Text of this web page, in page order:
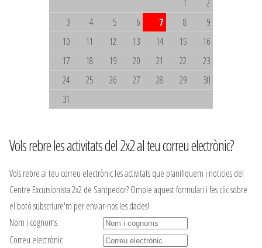
1
2
3
4 5 6 7 8
9
10
11 12 13 14 15
16
17
18 19 20 21 22
23
24
25 26 27 28 29
30
31
Vols rebre les activitats del 2x2 al teu correu electrònic?
Vols rebre al teu correu electrònic les activitats que planifiquem i noticies del
Centre Excursionista 2x2 de Santpedor? Omple aquest formulari i fes clic sobre
el botó subscriure'm per enviar-nos les dades!
Nom i cognoms
Correu electrònic